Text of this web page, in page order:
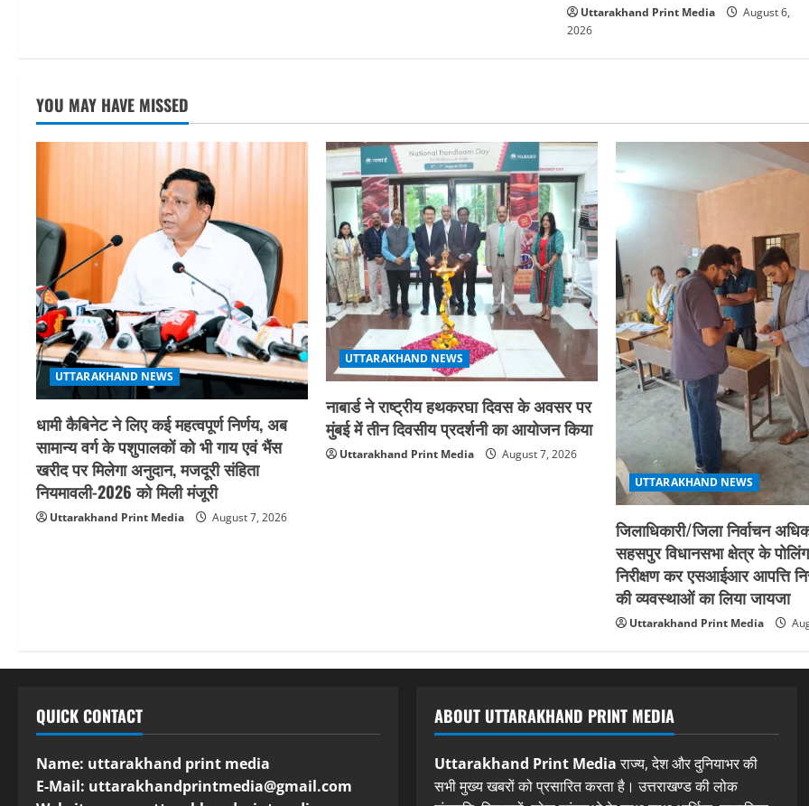
Uttarakhand Print Media
August 6,
2026
YOU MAY HAVE MISSED
UTTARAKHAND NEWS
धामी कैबिनेट ने लिए कई महत्वपूर्ण निर्णय, अब
सामान्य वर्ग के पशुपालकों को भी गाय एवं भैंस
खरीद पर मिलेगा अनुदान, मजदूरी संहिता
नियमावली-2026 को मिली मंजूरी
Uttarakhand Print Media August 7, 2026
UTTARAKHAND NEWS
नाबार्ड ने राष्ट्रीय हथकरघा दिवस के अवसर पर
मुंबई में तीन दिवसीय प्रदर्शनी का आयोजन किया
Uttarakhand Print Media
August 7, 2026
UTTARAKHAND NEWS
जिलाधिकारी/जिला निर्वाचन
सहसपुर विधानसभा क्षेत्र के
निरीक्षण कर एसआईआर आपत्ति
की व्यवस्थाओं का लिया जायजा
Uttarakhand Print Media
QUICK CONTACT
Name: uttarakhand print media
E-Mail: uttarakhandprintmedia@gmail.com
ABOUT UTTARAKHAND PRINT MEDIA
Uttarakhand Print Mediaराज्य, देश और दुनियाभर की
सभी मुख्य खबरों को प्रसारित करता है। उत्तराखण्ड की लोक